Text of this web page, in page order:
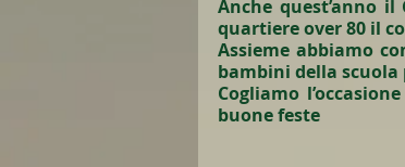
Anche quest’anno
quartiere over 80 il
Assieme abbiamo
bambini della
Cogliamo
buone feste